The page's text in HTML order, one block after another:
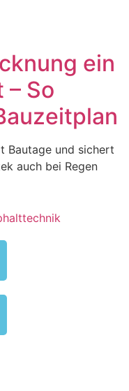
ein
– So
Bautage und sichert
auch bei Regen